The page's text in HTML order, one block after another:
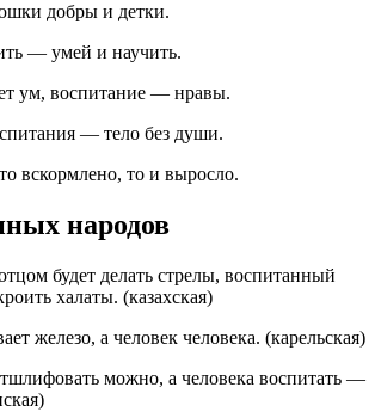
добры и детки.
— умей и научить.
ум, воспитание — нравы.
— тело без души.
вскормлено, то и выросло.
народов
будет делать стрелы, воспитанный
халаты. (казахская)
железо, а человек человека. (карельская)
можно, а человека воспитать —